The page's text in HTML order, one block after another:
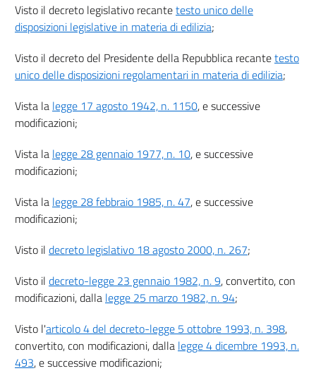
21
Capo III
di inizio di attività))
22
23
23 bis
23 quater
AGIBILITÀ DEGLI EDIFICI
24
26
Titolo IV
VIGILANZA SULL'ATTIVITÀ URBANISTICO EDILIZIA, RESPONSABILITÀ E
SANZIONI
Capo I
Vigilanza sull'attività urbanistico-edilizia e responsabilità
Visto il decreto legislativo recantetesto unico delle
disposizioni legislative in materia di edilizia;
Visto il decreto del Presidente della Repubblica recantetesto
unico delle disposizioni regolamentari in materia di edilizia;
Vista la legge 17 agosto 1942, n. 1150, e successive
modificazioni;
Vista la legge 28 gennaio 1977, n. 10, e successive
modificazioni;
Vista la legge 28 febbraio 1985, n. 47, e successive
modificazioni;
Visto il decreto legislativo 18 agosto 2000, n. 267;
Visto il decreto-legge 23 gennaio 1982, n. 9, convertito, con
modificazioni, dalla legge 25 marzo 1982, n. 94;
Visto l'articolo 4 del decreto-legge 5 ottobre 1993, n. 398,
convertito, con modificazioni, dalla legge 4 dicembre 1993, n.
493, e successive modificazioni;